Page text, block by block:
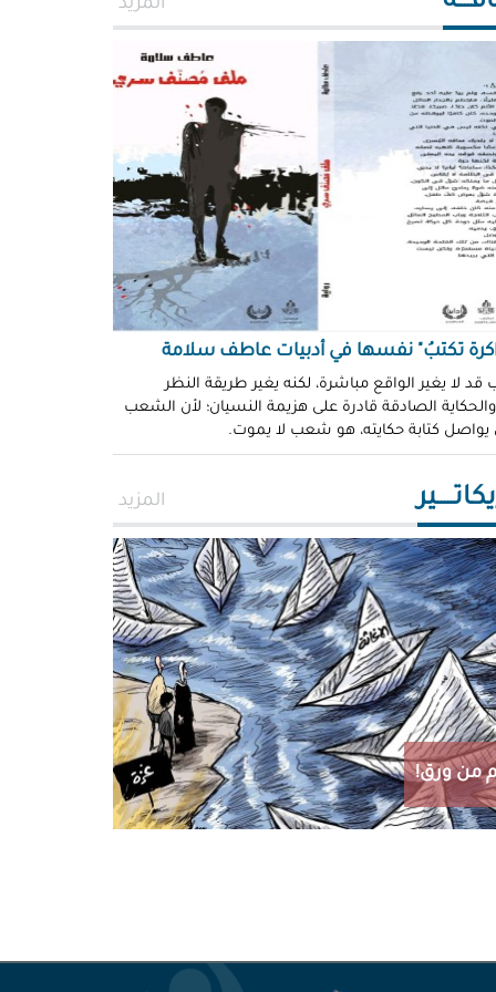
المزيد
تكتبُ" نفسها في أدبيات عاطف سلامة
قد لا يغير الواقع مباشرة، لكنه يغير طريقة النظر
والحكاية الصادقة قادرة على هزيمة النسيان؛ لأن الشعب
يواصل كتابة حكايته، هو شعب لا يموت.
المزيد
من ورق!